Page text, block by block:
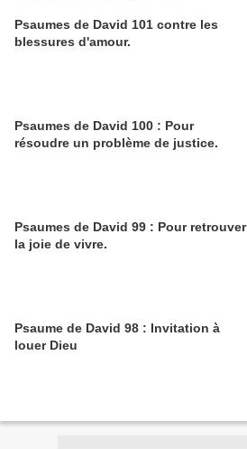
Psaumes de David 101 contre les
blessures d'amour.
Psaumes de David 100 : Pour
résoudre un problème de justice.
Psaumes de David 99 : Pour retrouver
la joie de vivre.
Psaume de David 98 : Invitation à
louer Dieu